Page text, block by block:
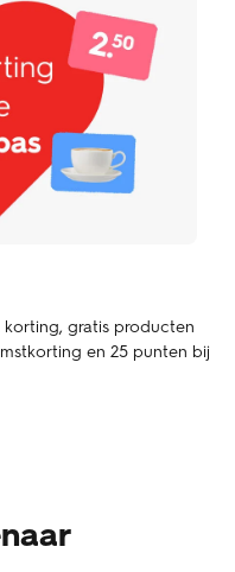
gratis producten
en 25 punten bij